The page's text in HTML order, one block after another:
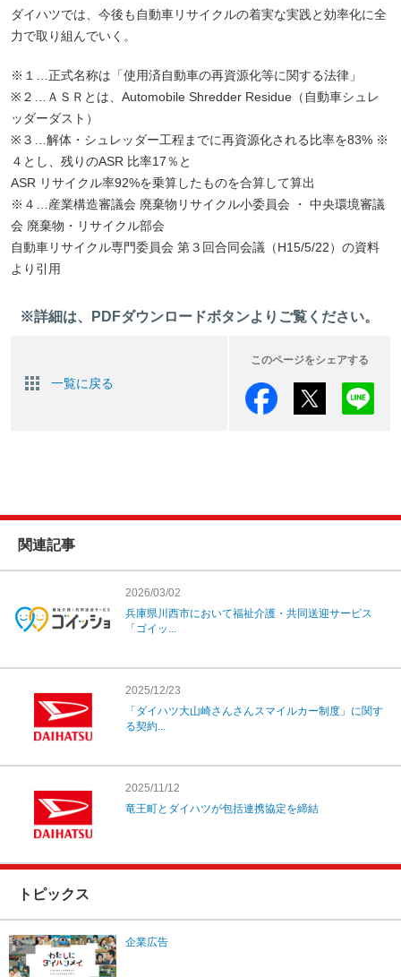
ダイハツでは、今後も自動車リサイクルの着実な実践と効率化に全
力で取り組んでいく。
※１…正式名称は「使用済自動車の再資源化等に関する法律」
※２…ＡＳＲとは、Automobile Shredder Residue（自動車シュレ
ッダーダスト）
※３…解体・シュレッダー工程までに再資源化される比率を83% ※
４とし、残りのASR 比率17％と
ASR リサイクル率92%を乗算したものを合算して算出
※４…産業構造審議会 廃棄物リサイクル小委員会 ・ 中央環境審議
会 廃棄物・リサイクル部会
自動車リサイクル専門委員会 第３回合同会議（H15/5/22）の資料
より引用
※詳細は、PDFダウンロードボタンよりご覧ください。
一覧に戻る
このページをシェアする
関連記事
2026/03/02
兵庫県川西市において福祉介護・共同送迎サービス
「ゴイッ...
2025/12/23
「ダイハツ大山崎さんさんスマイルカー制度」に関す
る契約...
2025/11/12
竜王町とダイハツが包括連携協定を締結
トピックス
企業広告